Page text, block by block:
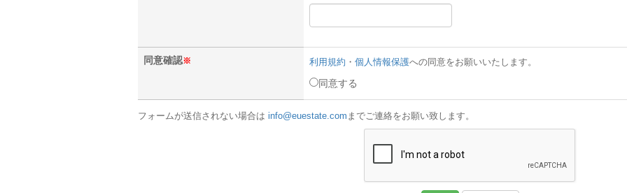
同意確認※ 利用規約 ・ 個人情報保護への同意をお願いいたします。
同意する
フォームが送信されない場合は info@euestate.com までご連絡をお願い致します。